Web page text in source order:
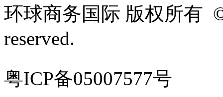
环球商务国际 版权所有
reserved.
粤ICP备05007577号